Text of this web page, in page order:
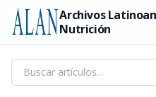
Archivos
Nutrición